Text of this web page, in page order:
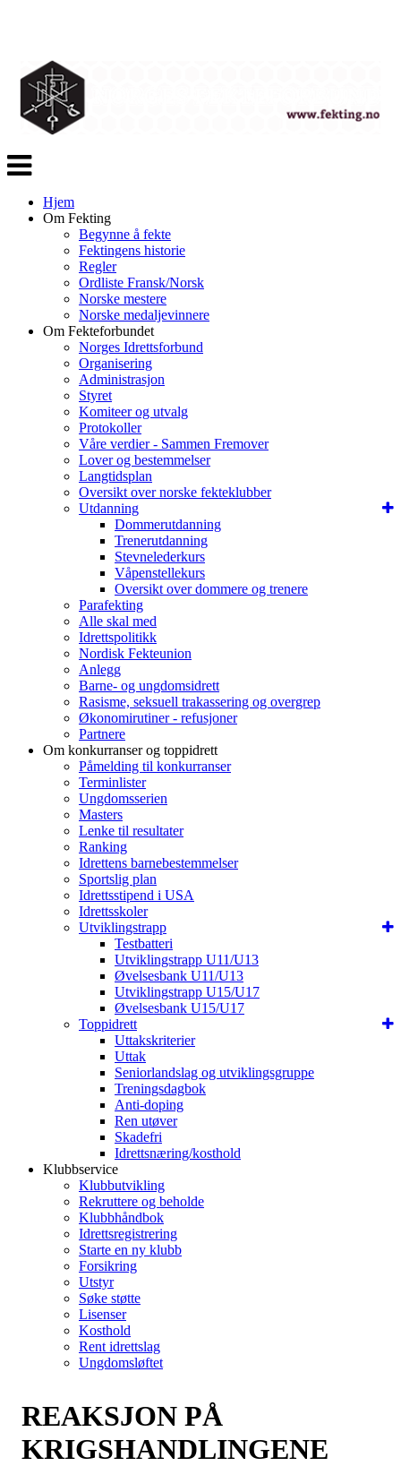
Veksle
navigasjon
Hjem
Om Fekting
Begynne å fekte
Fektingens historie
Regler
Ordliste Fransk/Norsk
Norske mestere
Norske medaljevinnere
Om Fekteforbundet
Norges Idrettsforbund
Organisering
Administrasjon
Styret
Komiteer og utvalg
Protokoller
Våre verdier - Sammen Fremover
Lover og bestemmelser
Langtidsplan
Oversikt over norske fekteklubber
Utdanning
Dommerutdanning
Trenerutdanning
Stevnelederkurs
Våpenstellekurs
Oversikt over dommere og trenere
Parafekting
Alle skal med
Idrettspolitikk
Nordisk Fekteunion
Anlegg
Barne- og ungdomsidrett
Rasisme, seksuell trakassering og overgrep
Økonomirutiner - refusjoner
Partnere
Om konkurranser og toppidrett
Påmelding til konkurranser
Terminlister
Ungdomsserien
Masters
Lenke til resultater
Ranking
Idrettens barnebestemmelser
Sportslig plan
Idrettsstipend i USA
Idrettsskoler
Utviklingstrapp
Testbatteri
Utviklingstrapp U11/U13
Øvelsesbank U11/U13
Utviklingstrapp U15/U17
Øvelsesbank U15/U17
Toppidrett
Uttakskriterier
Uttak
Seniorlandslag og utviklingsgruppe
Treningsdagbok
Anti-doping
Ren utøver
Skadefri
Idrettsnæring/kosthold
Klubbservice
Klubbutvikling
Rekruttere og beholde
Klubbhåndbok
Idrettsregistrering
Starte en ny klubb
Forsikring
Utstyr
Søke støtte
Lisenser
Kosthold
Rent idrettslag
Ungdomsløftet
REAKSJON PÅ
KRIGSHANDLINGENE